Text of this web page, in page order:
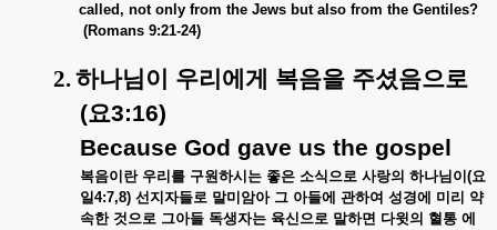
called, not only from the Jews but also from the Gentiles?
(Romans 9:21-24)
2.하나님이 우리에게 복음을 주셨음으로
(요3:16)
Because God gave us the gospel
복음이란 우리를 구원하시는 좋은 소식으로 사랑의 하나님이 (요
일4:7,8) 선지자들로 말미암아 그 아들에 관하여 성경에 미리 약
속한 것으로 그아들 독생자는 육신으로 말하면 다윗의 혈통 에